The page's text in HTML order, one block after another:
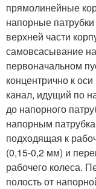
прямолинейные
напорные
верхней части
самовсасывание
первоначальном
концентрично к
канал, идущий по
до напорного
напорным
подходящая к
(0,15-0,2 мм) и
рабочего колеса.
полость от